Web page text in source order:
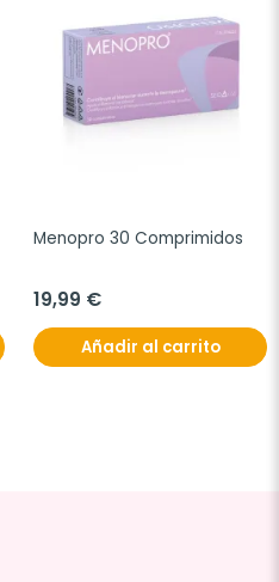
Menopro 30 Comprimidos
19,99 €
Añadir al carrito